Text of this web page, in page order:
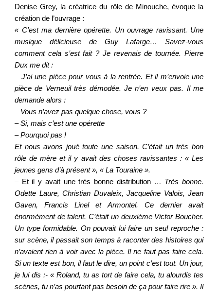
Denise Grey, la créatrice du rôle de Minouche, évoque la
création de l’ouvrage :
« C’est ma dernière opérette. Un ouvrage ravissant. Une
musique délicieuse de Guy Lafarge… Savez-vous
comment cela s’est fait ? Je revenais de tournée. Pierre
Dux me dit :
– J’ai une pièce pour vous à la rentrée. Et il m’envoie une
pièce de Verneuil très démodée. Je n’en veux pas. Il me
demande alors :
– Vous n’avez pas quelque chose, vous ?
– Si, mais c’est une opérette
– Pourquoi pas !
Et nous avons joué toute une saison. C’était un très bon
rôle de mère et il y avait des choses ravissantes : « Les
jeunes gens d’à présent », « La Touraine ».
– Et il y avait une très bonne distribution… Très bonne.
Odette Laure, Christian Duvaleix, Jacqueline Valois, Jean
Gaven, Francis Linel et Armontel. Ce dernier avait
énormément de talent. C’était un deuxième Victor Boucher.
Un type formidable. On pouvait lui faire un seul reproche :
sur scène, il passait son temps à raconter des histoires qui
n’avaient rien à voir avec la pièce. Il ne faut pas faire cela.
Si un texte est bon, il faut le dire, un point c’est tout. Un jour,
je lui dis :- « Roland, tu as tort de faire cela, tu alourdis tes
scènes, tu n’as pourtant pas besoin de ça pour faire rire ». Il